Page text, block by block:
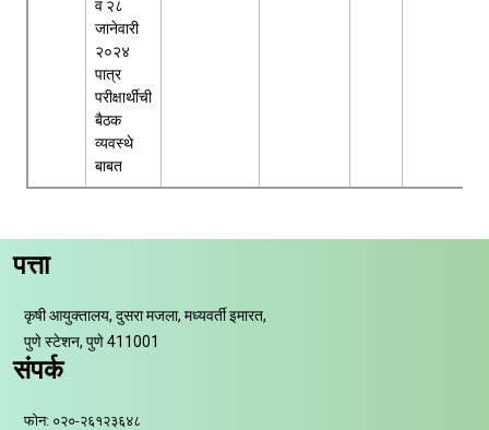
व २८
जानेवारी
२०२४
पात्र
परीक्षार्थीची
बैठक
व्यवस्थे
बाबत
पत्ता
कृषी आयुक्तालय, दुसरा मजला, मध्यवर्ती इमारत,
पुणे स्टेशन, पुणे 411001
संपर्क
फोन: ०२०-२६१२३६४८